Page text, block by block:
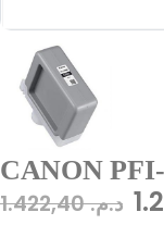
CANON
د.م.1.422,40